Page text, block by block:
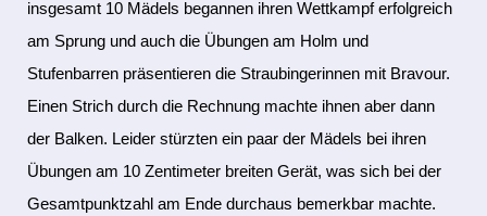
insgesamt 10 Mädels begannen ihren Wettkampf erfolgreich
am Sprung und auch die Übungen am Holm und
Stufenbarren präsentieren die Straubingerinnen mit Bravour.
Einen Strich durch die Rechnung machte ihnen aber dann
der Balken. Leider stürzten ein paar der Mädels bei ihren
Übungen am 10 Zentimeter breiten Gerät, was sich bei der
Gesamtpunktzahl am Ende durchaus bemerkbar machte.